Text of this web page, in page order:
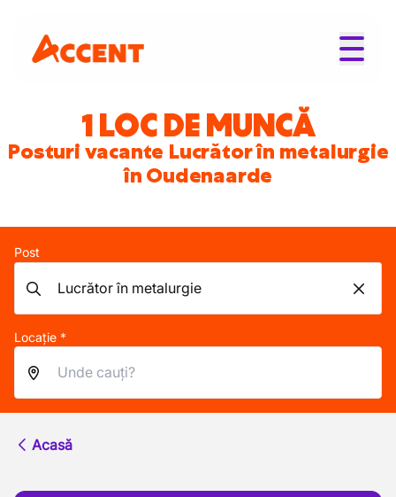
1 LOC DE MUNCĂ
Posturi vacante Lucrător în metalurgie
în Oudenaarde
Post
Locație *
Acasă